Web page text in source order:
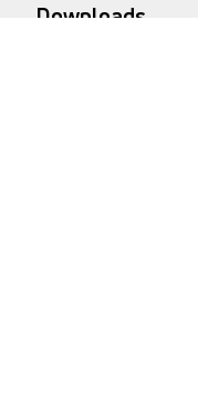
Downloads